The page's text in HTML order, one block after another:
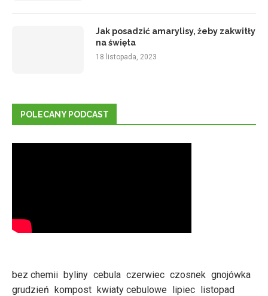
Jak posadzić amarylisy, żeby zakwitły
na święta
18 listopada, 2023
POLECANY PODCAST
bez chemii byliny cebula czerwiec czosnek gnojówka
grudzień kompost kwiaty cebulowe lipiec listopad